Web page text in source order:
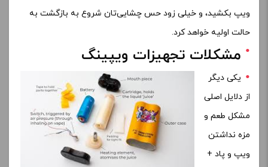
ویپ بکشید، و خیلی زود حس چشایی‌تان شروع به بازگشت به
حالت اولیه خواهد کرد.
مشکلات تجهیزات ویپینگ
یکی دیگر
از دلایل اصلی
مشکل طعم و
مزه نداشتن
ویپ و پاد +